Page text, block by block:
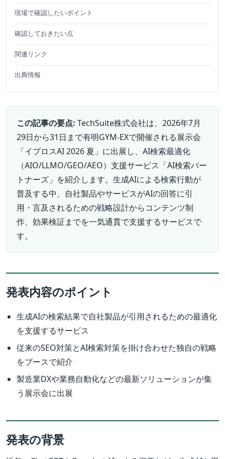
現場で確認したいポイント
確認しておきたい点
関連リンク
出典情報
この記事の要点: TechSuite株式会社は、2026年7月
29日から31日まで有明GYM-EXで開催される展示会
「イプロスAI 2026 夏」に出展し、AI検索最適化
（AIO/LLMO/GEO/AEO）支援サービス「AI検索パー
トナーズ」を紹介します。生成AIによる検索行動が
普及する中、自社製品やサービスがAIの回答に引
用・言及されるための戦略設計からコンテンツ制
作、効果検証までを一気通貫で支援するサービスで
す。
発表内容のポイント
生成AIの検索結果で自社製品が引用されるための最適化
を支援するサービス
従来のSEO対策とAI検索対策を掛け合わせた独自の戦略
をブースで紹介
製造業DXや業務自動化などの最新ソリューションが集
う展示会に出展
発表の背景